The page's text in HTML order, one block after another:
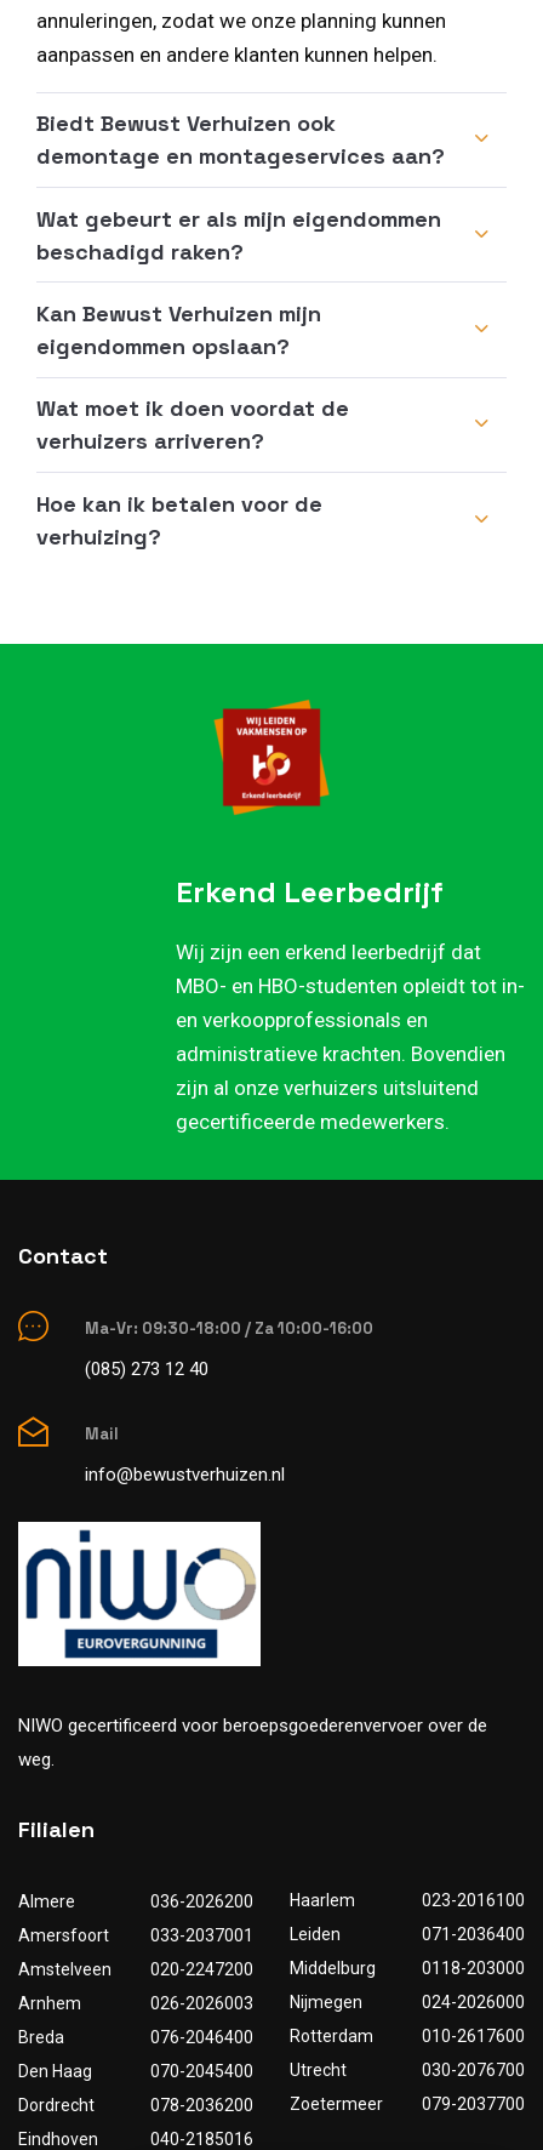
annuleringen, zodat we onze planning kunnen
aanpassen en andere klanten kunnen helpen.
Biedt Bewust Verhuizen ook
demontage en montageservices aan?
Wat gebeurt er als mijn eigendommen
beschadigd raken?
Kan Bewust Verhuizen mijn
eigendommen opslaan?
Wat moet ik doen voordat de
verhuizers arriveren?
Hoe kan ik betalen voor de
verhuizing?
Erkend Leerbedrijf
Wij zijn een erkend leerbedrijf dat
MBO- en HBO-studenten opleidt tot in-
en verkoopprofessionals en
administratieve krachten. Bovendien
zijn al onze verhuizers uitsluitend
gecertificeerde medewerkers.
Contact
Ma-Vr: 09:30-18:00 / Za 10:00-16:00
(085) 273 12 40
Mail
info@bewustverhuizen.nl
NIWO gecertificeerd voor beroepsgoederenvervoer over de
weg.
Filialen
Almere
036-2026200
Amersfoort
033-2037001
Amstelveen
020-2247200
Arnhem
026-2026003
Breda
076-2046400
Den Haag
070-2045400
Dordrecht
078-2036200
Eindhoven
040-2185016
Haarlem
023-2016100
Leiden
071-2036400
Middelburg
0118-203000
Nijmegen
024-2026000
Rotterdam
010-2617600
Utrecht
030-2076700
Zoetermeer
079-2037700